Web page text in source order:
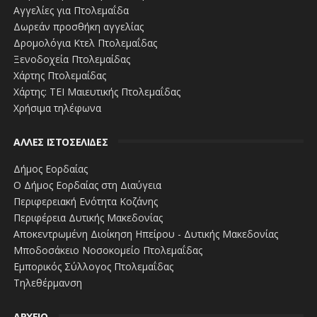
οι φωτογραφίες από τις Μυκήνες - Mαύρισε
Ο μικρο-
ιμπεριαλισμός του Ερντογάν: Casus belli ή
casus extremus necessitatis
Αγγελίες για Πτολεμαΐδα
Δωρεάν προσθήκη αγγελίας
Δρομολόγια Κτελ Πτολεμαΐδας
Ξενοδοχεία Πτολεμαίδας
Χάρτης Πτολεμαίδας
Χάρτης: ΤΕΙ Μαιευτικής Πτολεμαΐδας
Χρήσιμα τηλέφωνα
ΑΛΛΕΣ ΙΣΤΟΣΕΛΙΔΕΣ
Δήμος Εορδαίας
Ο Δήμος Εορδαίας στη Διαύγεια
Περιφερειακή Ενότητα Κοζάνης
Περιφέρεια Δυτικής Μακεδονίας
Αποκεντρωμένη Διοίκηση Ηπείρου - Δυτικής Μακεδονίας
Μποδοσάκειο Νοσοκομείο Πτολεμαΐδας
Εμπορικός Σύλλογος Πτολεμαΐδας
Τηλεθέρμανση